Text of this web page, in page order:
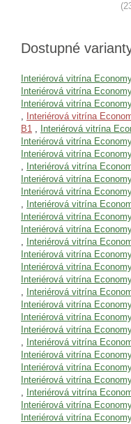
Dostupné
Interiérová vitrína
Interiérová vitrína
Interiérová vitrína
,
Interiérová vitrína
B1 , Interiérová vitrína
Interiérová vitrína
Interiérová vitrína
,
Interiérová vitrína
Interiérová vitrína
Interiérová vitrína
,
Interiérová vitrína
Interiérová vitrína
Interiérová vitrína
,
Interiérová vitrína
Interiérová vitrína
Interiérová vitrína
Interiérová vitrína
,
Interiérová vitrína
Interiérová vitrína
Interiérová vitrína
Interiérová vitrína
,
Interiérová vitrína
Interiérová vitrína
Interiérová vitrína
Interiérová vitrína
,
Interiérová vitrína
Interiérová vitrína
Interiérová vitrína